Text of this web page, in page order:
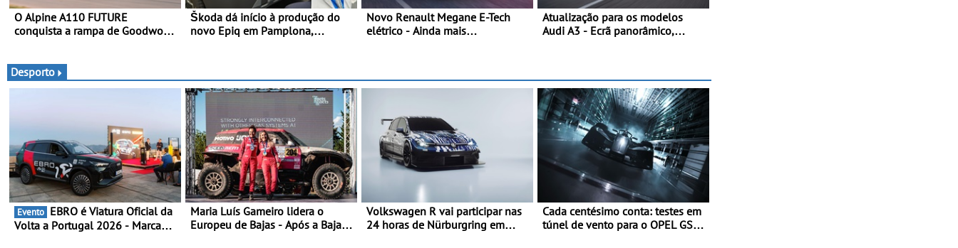
O Alpine A110 FUTURE
conquista a rampa de Goodwood
desenvolvimento do Alpine A110
FUTURE fez a sua estreia
Škoda dá início à produção do
novo Epiq em Pamplona,
Novo Renault Megane E-Tech
elétrico - Ainda mais
Atualização para os modelos
Audi A3 - Ecrã panorâmico,
Desporto
Evento
Volta a Portugal 2026 - Marca
Maria Luís Gameiro lidera o
Europeu de Bajas - Após a Baja
Volkswagen R vai participar nas
24 horas de Nürburgring em
Cada centésimo conta: testes em
túnel de vento para o OPEL GSE